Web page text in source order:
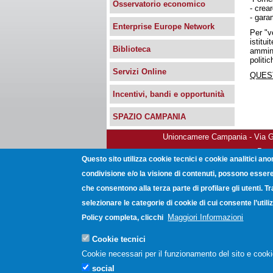
-
-
Per
Osservatorio economico
Enterprise Europe Network
Biblioteca
Servizi Online
Incentivi, bandi e opportunità
SPAZIO CAMPANIA
Unioncamere Campania - Via
Questo sito utilizza cookie tecnici e cookie analitici
condivisione e/o la visione di contenuti, possono
che consentono alla terza parte di profilare gli utenti.
selezionare le categorie di cookie di cui consente
Policy completa, clicchi Maggiori Informazioni
Cookie tecnici
Cookie necessari per il funzionamento del sito e
social